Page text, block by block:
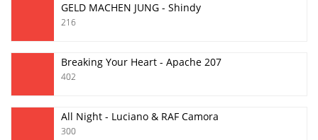
GELD MACHEN JUNG - Shindy
216
Breaking Your Heart - Apache 207
402
All Night - Luciano & RAF Camora
300